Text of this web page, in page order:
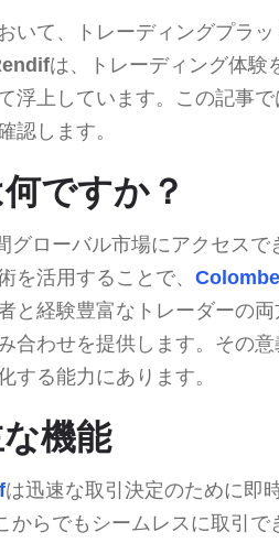
いて、トレーディングプラ
は、トレーディング体験
上しています。この記事で
認します。
ですか？
グローバル市場にアクセスで
を活用することで、
と経験豊富なトレーダーの
合わせを提供します。その
する能力にあります。
機能
は迅速な取引決定のために即
からでもシームレスに取引